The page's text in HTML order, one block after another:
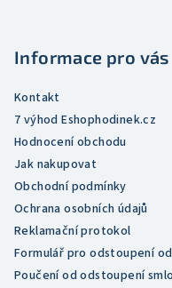
Informace pro vás
Kontakt
7 výhod Eshophodinek.cz
Hodnocení obchodu
Jak nakupovat
Obchodní podmínky
Ochrana osobních údajů
Reklamační protokol
Formulář pro odstoupení
Poučení od odstoupení